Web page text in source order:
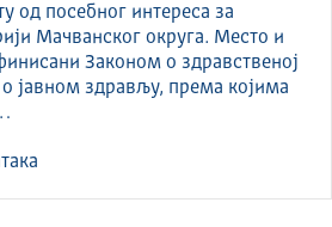
од посебног интереса за
Мачванског округа. Место и
Законом о здравственој
јавном здрављу, према којима